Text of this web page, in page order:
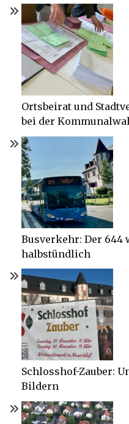
Ortsbeirat und
bei der
Busverkehr: Der 644
halbstündlich
Schlosshof-Zauber:
Bildern